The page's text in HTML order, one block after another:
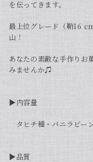
を伝ってきます。
最上位グレード（鞘16
山！
あなたの素敵な手作りお
みませんか♫
▶︎内容量
タヒチ種・バニラビー
▶︎品質